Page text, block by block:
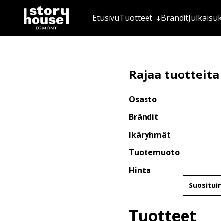
EtusivuTuotteet Brändit
Rajaa tuotteita
Osasto
Brändit
Ikäryhmät
Tuotemuoto
Hinta
Järjestä
Tuotteet